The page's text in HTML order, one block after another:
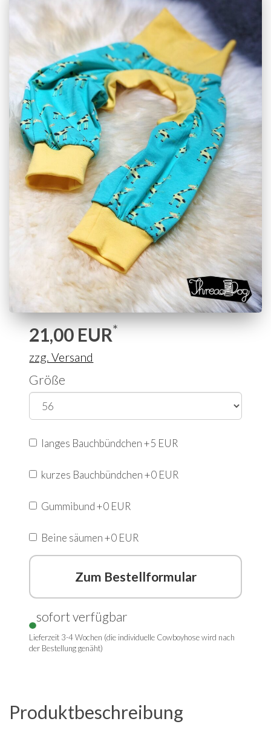
21,00 EUR*
zzg. Versand
Größe
langes Bauchbündchen +5 EUR
kurzes Bauchbündchen +0 EUR
Gummibund +0 EUR
Beine säumen +0 EUR
Zum Bestellformular
sofort verfügbar
Lieferzeit 3-4 Wochen (die individuelle Cowboyhose wird nach
der Bestellung genäht)
Produktbeschreibung